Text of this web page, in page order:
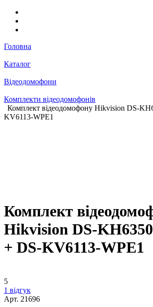
Головна
Каталог
Відеодомофони
Комплекти відеодомофонів
Комплект відеодомофону Hikvision DS-
KV6113-WPE1
Комплект
Hikvision DS-
+ DS-KV6113-WPE1
5
1 відгук
Арт. 21696